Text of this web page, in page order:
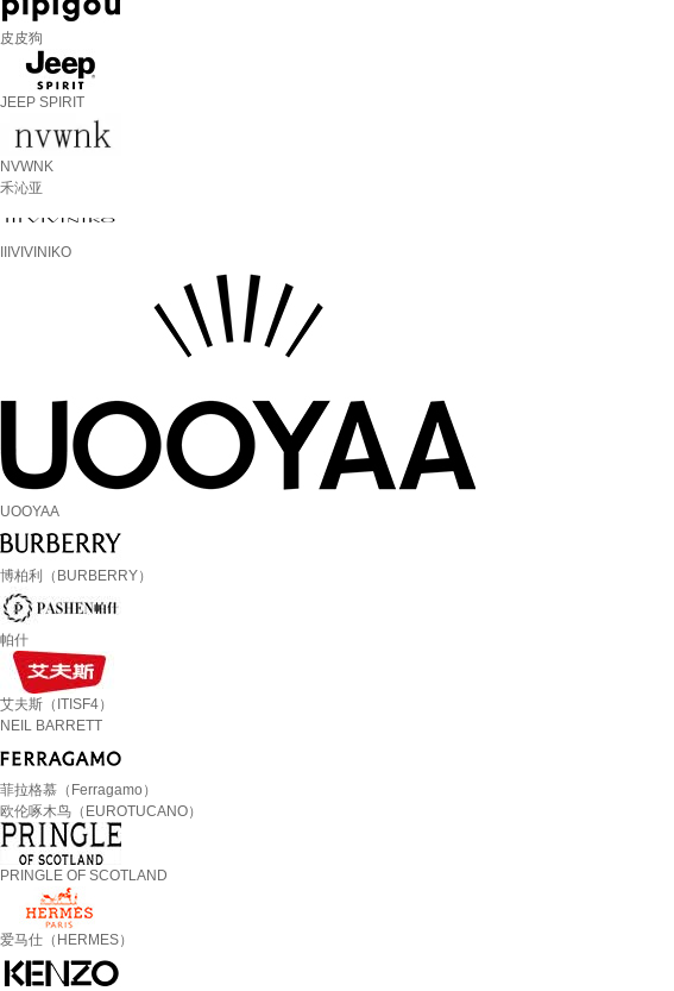
皮皮狗
JEEP SPIRIT
NVWNK
禾沁亚
IIIVIVINIKO
UOOYAA
博柏利（BURBERRY）
帕什
艾夫斯（ITISF4）
NEIL BARRETT
菲拉格慕（Ferragamo）
欧伦啄木鸟（EUROTUCANO）
PRINGLE OF SCOTLAND
爱马仕（HERMES）